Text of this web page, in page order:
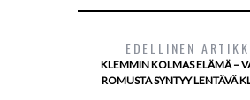
EDELLINEN
KLEMMIN KOLMAS ELÄMÄ –
ROMUSTA SYNTYY LENTÄVÄ